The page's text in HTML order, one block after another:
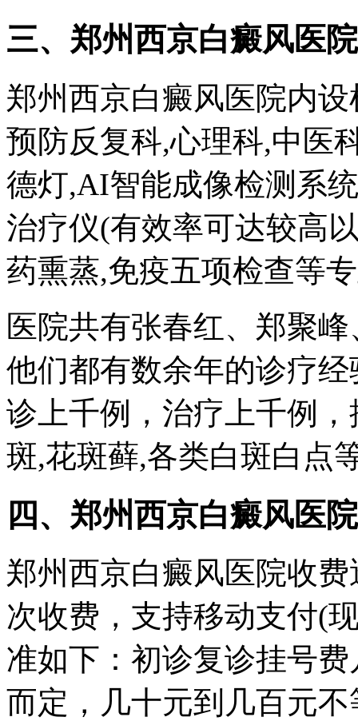
三、郑州西京白癜风医
郑州西京白癜风医院内
预防反复科,心理科,中医
德灯,AI智能成像检测系
治疗仪(有效率可达较高
药熏蒸,免疫五项检查等
医院共有张春红、郑聚
他们都有数余年的诊疗
诊上千例，治疗上千例
斑,花斑藓,各类白斑白点
四、郑州西京白癜风医
郑州西京白癜风医院收
次收费，支持移动支付(
准如下：初诊复诊挂号
而定，几十元到几百元